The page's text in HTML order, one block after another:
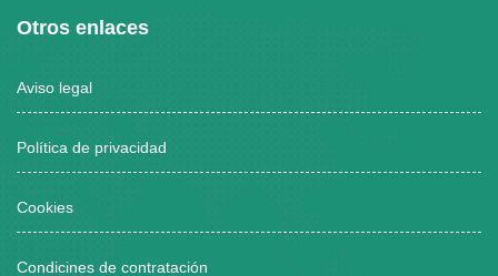
Otros enlaces
Aviso legal
Política de privacidad
Cookies
Condicines de contratación